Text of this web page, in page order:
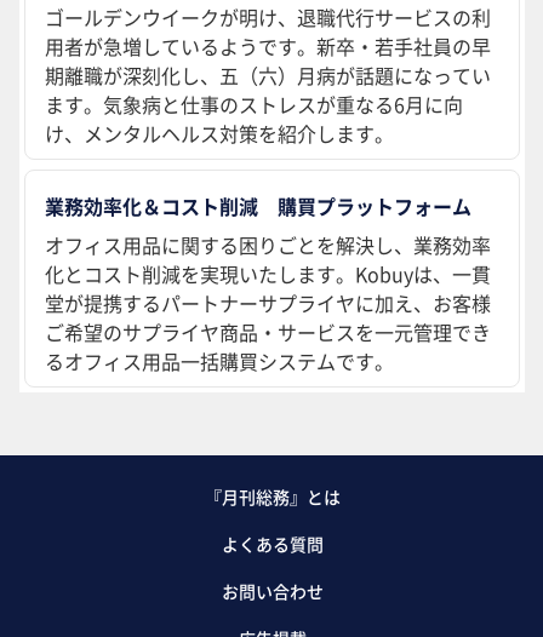
ゴールデンウイークが明け、退職代行サービスの利
用者が急増しているようです。新卒・若手社員の早
期離職が深刻化し、五（六）月病が話題になってい
ます。気象病と仕事のストレスが重なる6月に向
け、メンタルヘルス対策を紹介します。
業務効率化＆コスト削減 購買プラットフォーム
オフィス用品に関する困りごとを解決し、業務効率
化とコスト削減を実現いたします。Kobuyは、一貫
堂が提携するパートナーサプライヤに加え、お客様
ご希望のサプライヤ商品・サービスを一元管理でき
るオフィス用品一括購買システムです。
『月刊総務』とは
よくある質問
お問い合わせ